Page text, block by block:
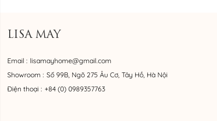
LISA MAY
Email : lisamayhome@gmail.com
Showroom : Số 99B, Ngõ 275 Âu Cơ, Tây Hồ, Hà Nội
Điện thoại : +84 (0) 0989357763